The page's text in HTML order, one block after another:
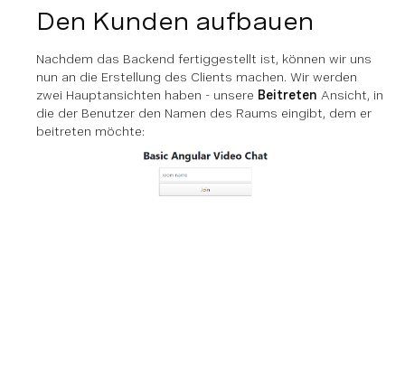
Den Kunden aufbauen
Nachdem das Backend fertiggestellt ist, können wir uns
nun an die Erstellung des Clients machen. Wir werden
zwei Hauptansichten haben - unsere Beitreten Ansicht, in
die der Benutzer den Namen des Raums eingibt, dem er
beitreten möchte: